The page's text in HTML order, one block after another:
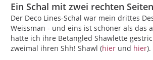
Ein Schal mit zwei rechten Seiten
Der Deco Lines-Schal war mein drittes
Weissman - und eins ist schöner als das
hatte ich ihre Betangled Shawlette
zweimal ihren Shh! Shawl (hier und hier).